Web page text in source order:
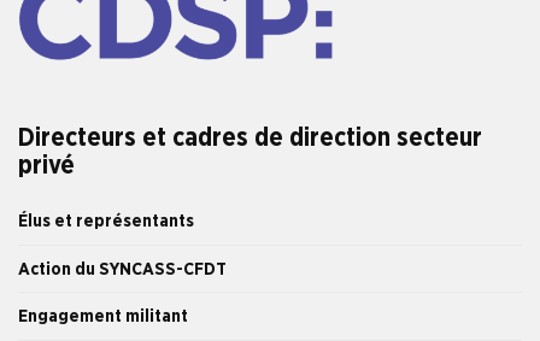
Directeurs et cadres de direction secteur
privé
Élus et représentants
Action du SYNCASS-CFDT
Engagement militant